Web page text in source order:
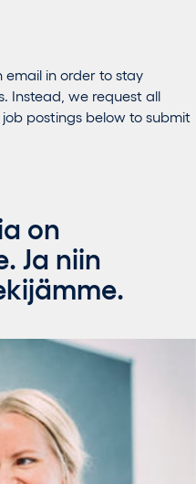
in order to stay
Instead, we request all
postings below to submit
on
Ja niin